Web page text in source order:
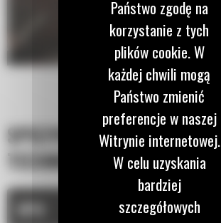
SPECYFIKACJA
TECHNICZNA
Państwo zgodę na
korzystanie z tych
plików cookie. W
każdej chwili mogą
Państwo zmienić
preferencje w naszej
Witrynie internetowej.
W celu uzyskania
bardziej
szczegółowych